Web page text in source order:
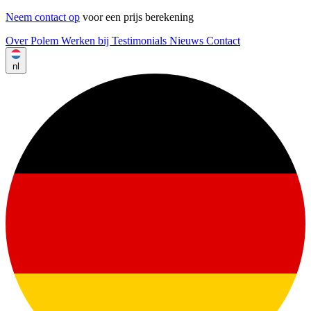
Neem contact op voor een prijs berekening
Over Polem Werken bij Testimonials Nieuws Contact
nl